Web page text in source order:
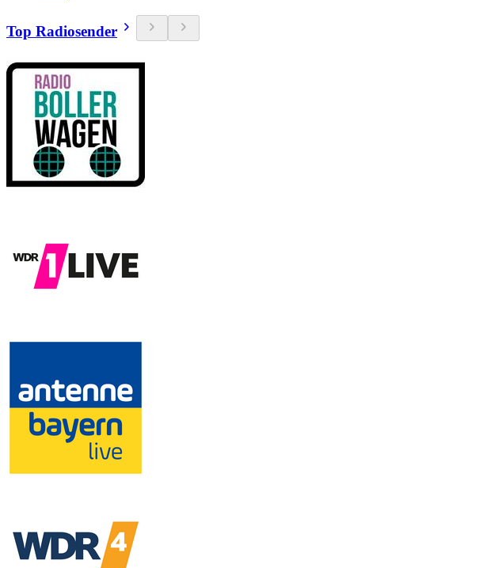
Top Radiosender